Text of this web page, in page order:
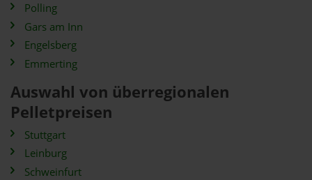
Polling
Gars am Inn
Engelsberg
Emmerting
Auswahl von überregionalen
Pelletpreisen
Stuttgart
Leinburg
Schweinfurt